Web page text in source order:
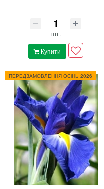
шт.
Купити
ПЕРЕДЗАМОВЛЕННЯ ОСіНЬ 2026